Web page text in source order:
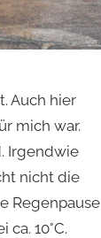
Auch hier
mich war.
Irgendwie
nicht die
Regenpause
10°C.